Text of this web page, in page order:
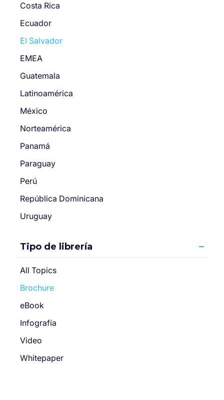
Costa Rica
Ecuador
El Salvador
EMEA
Guatemala
Latinoamérica
México
Norteamérica
Panamá
Paraguay
Perú
República Dominicana
Uruguay
Tipo de librería
All Topics
Brochure
eBook
Infografía
Video
Whitepaper